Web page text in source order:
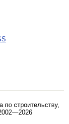
по строительству,